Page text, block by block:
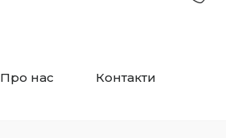
Про нас Контакти